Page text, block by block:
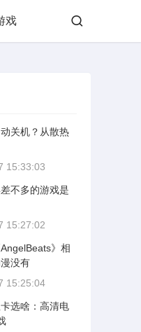
戏
关机？从散热
15:33:03
不多的游戏是
15:27:02
》相
没有
15:25:04
选啥：高清电